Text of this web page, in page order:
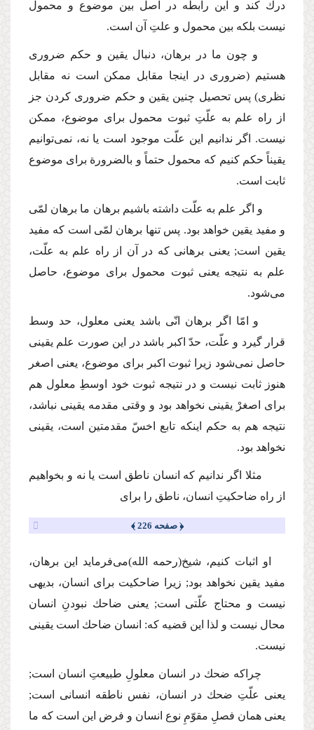
درك كند و این رابطه در اصل بین موضوع و محمول
نیست بلكه بین محمول و علتِ آن است.
و چون ما در برهان، دنبال یقین و حكم ضروری
هستیم (ضروری در اینجا مقابل ممكن است نه مقابل
نظری) پس تحصیل چنین یقین و حكم ضروری كردن جز
از راه علم به علّتِ ثبوت محمول برای موضوع، ممكن
نیست. اگر ندانیم این علّت موجود است یا نه، نمی‌توانیم
یقیناً حكم كنیم كه محمول حتماً و بالضرورة برای موضوع
ثابت است.
و اگر علم به علّت داشته باشیم برهان ما برهان لمّی
و مفید یقین خواهد بود. پس تنها برهان لمّی است كه مفید
یقین است; یعنی برهانی كه در آن از راه علم به علّت،
علم به نتیجه یعنی ثبوت محمول برای موضوع، حاصل
می‌شود.
و امّا اگر برهان انّی باشد یعنی معلول، حد وسط
قرار گیرد و علّت، حدّ اكبر باشد در این صورت علم یقینی
حاصل نمی‌شود زیرا ثبوت اكبر برای موضوع، یعنی اصغر
هنوز ثابت نیست و در نتیجه ثبوت خود اوسطِ معلول هم
برای اصغرْ یقینی نخواهد بود و وقتی مقدمه یقینی نباشد،
نتیجه هم به حكم اینكه تابع اخسّ مقدمتین است، یقینی
نخواهد بود.
مثلا اگر ندانیم كه انسان ناطق است یا نه و بخواهیم
از راه ضاحكیتِ انسان، ناطق را برای
﴿ صفحه 226 ﴾
او اثبات كنیم، شیخ(رحمه الله)می‌فرماید این برهان،
مفید یقین نخواهد بود; زیرا ضاحكیت برای انسان، بدیهی
نیست و محتاج علّتی است; یعنی ضاحك نبودنِ انسان
محال نیست و لذا این قضیه كه: انسان ضاحك است یقینی
نیست.
چراكه ضحك در انسان معلولِ طبیعتِ انسان است;
یعنی علّتِ ضحك در انسان، نفس ناطقه انسانی است;
یعنی همان فصلِ مقوّمِ نوع انسان و فرض این است كه ما